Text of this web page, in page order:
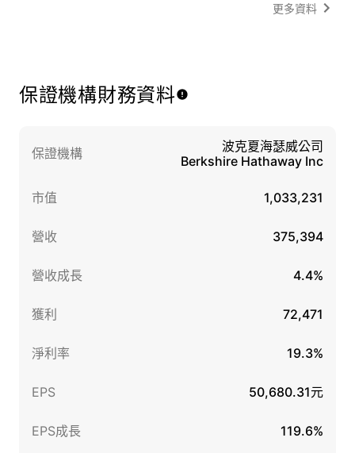
更多資料
保證機構財務資料
保證機構
波克夏海瑟威公司
Berkshire Hathaway Inc
市值 1,033,231
營收 375,394
營收成長 4.4%
獲利 72,471
淨利率 19.3%
EPS 50,680.31元
EPS成長 119.6%